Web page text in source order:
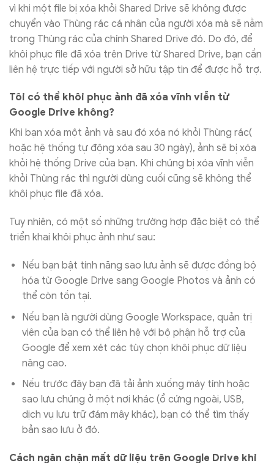
vì khi một file bị xóa khỏi Shared Drive sẽ không được
chuyển vào Thùng rác cá nhân của người xóa mà sẽ nằm
trong Thùng rác của chính Shared Drive đó. Do đó, để
khôi phục file đã xóa trên Drive từ Shared Drive, bạn cần
liên hệ trực tiếp với người sở hữu tập tin để được hỗ trợ.
Tôi có thể khôi phục ảnh đã xóa vĩnh viễn từ
Google Drive không?
Khi bạn xóa một ảnh và sau đó xóa nó khỏi Thùng rác(
hoặc hệ thống tự động xóa sau 30 ngày), ảnh sẽ bị xóa
khỏi hệ thống Drive của bạn. Khi chúng bị xóa vĩnh viễn
khỏi Thùng rác thì người dùng cuối cũng sẽ không thể
khôi phục file đã xóa.
Tuy nhiên, có một số những trường hợp đặc biệt có thể
triển khai khôi phục ảnh như sau:
Nếu bạn bật tính năng sao lưu ảnh sẽ được đồng bộ
hóa từ Google Drive sang Google Photos và ảnh có
thể còn tồn tại.
Nếu bạn là người dùng Google Workspace, quản trị
viên của bạn có thể liên hệ với bộ phận hỗ trợ của
Google để xem xét các tùy chọn khôi phục dữ liệu
nâng cao.
Nếu trước đây bạn đã tải ảnh xuống máy tính hoặc
sao lưu chúng ở một nơi khác (ổ cứng ngoài, USB,
dịch vụ lưu trữ đám mây khác), bạn có thể tìm thấy
bản sao lưu ở đó.
Cách ngăn chặn mất dữ liệu trên Google Drive khi